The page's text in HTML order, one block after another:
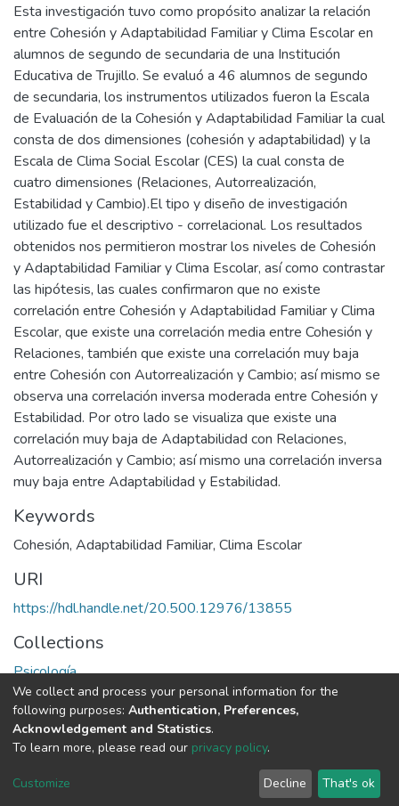
Esta investigación tuvo como propósito analizar la relación
entre Cohesión y Adaptabilidad Familiar y Clima Escolar en
alumnos de segundo de secundaria de una Institución
Educativa de Trujillo. Se evaluó a 46 alumnos de segundo
de secundaria, los instrumentos utilizados fueron la Escala
de Evaluación de la Cohesión y Adaptabilidad Familiar la cual
consta de dos dimensiones (cohesión y adaptabilidad) y la
Escala de Clima Social Escolar (CES) la cual consta de
cuatro dimensiones (Relaciones, Autorrealización,
Estabilidad y Cambio).El tipo y diseño de investigación
utilizado fue el descriptivo - correlacional. Los resultados
obtenidos nos permitieron mostrar los niveles de Cohesión
y Adaptabilidad Familiar y Clima Escolar, así como contrastar
las hipótesis, las cuales confirmaron que no existe
correlación entre Cohesión y Adaptabilidad Familiar y Clima
Escolar, que existe una correlación media entre Cohesión y
Relaciones, también que existe una correlación muy baja
entre Cohesión con Autorrealización y Cambio; así mismo se
observa una correlación inversa moderada entre Cohesión y
Estabilidad. Por otro lado se visualiza que existe una
correlación muy baja de Adaptabilidad con Relaciones,
Autorrealización y Cambio; así mismo una correlación inversa
muy baja entre Adaptabilidad y Estabilidad.
Keywords
Cohesión, Adaptabilidad Familiar, Clima Escolar
URI
https://hdl.handle.net/20.500.12976/13855
Collections
Psicología
Full item page
DSpace software copyright © 2002-2026
Cookie
End User
Agreement
Send
Feedback
We collect and process your personal information for the
following purposes: Authentication, Preferences,
Acknowledgement and Statistics.
To learn more, please read our privacy policy.
Customize Decline That's ok